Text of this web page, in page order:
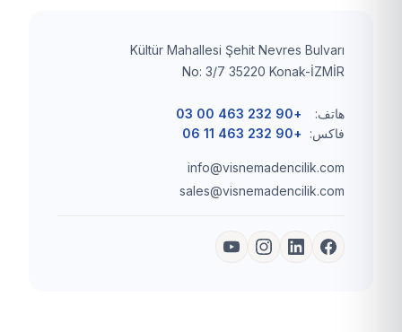
Kültür Mahallesi Şehit Nevres Bulvarı
No: 3/7 35220 Konak-İZMİR
هاتف:
+90 232 463 00 03
فاكس:
+90 232 463 11 06
info@visnemadencilik.com
sales@visnemadencilik.com